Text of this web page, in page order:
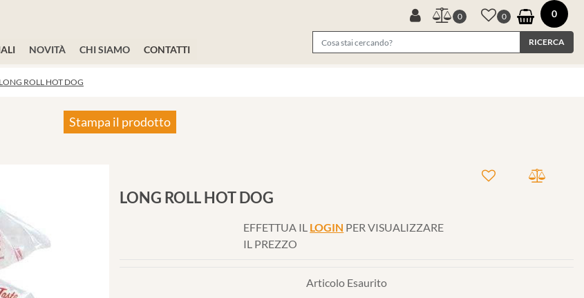
NOVITÀ CHI SIAMO CONTATTI
0 0 0
LONG ROLL HOT DOG
Stampa il prodotto
LONG ROLL HOT DOG
EFFETTUA IL LOGIN PER VISUALIZZARE
IL PREZZO
Articolo Esaurito